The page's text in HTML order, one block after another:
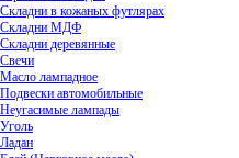
Складни в кожаных футлярах
Складни МДФ
Складни деревянные
Свечи
Масло лампадное
Подвески автомобильные
Неугасимые лампады
Уголь
Ладан